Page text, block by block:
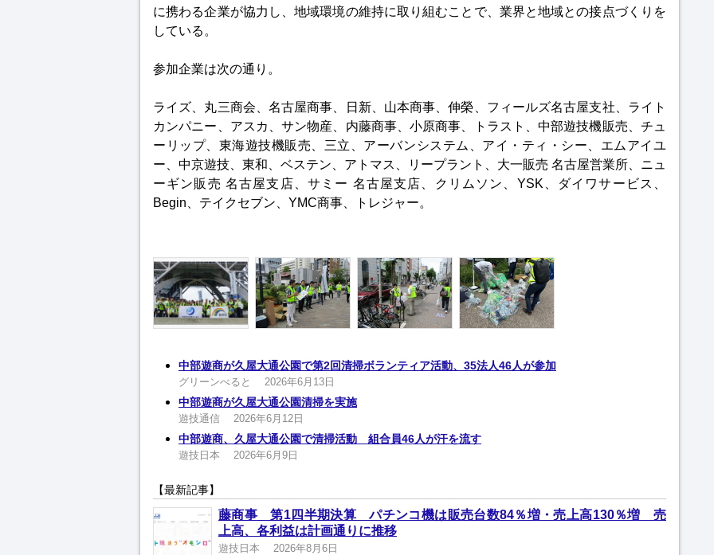
に携わる企業が協力し、地域環境の維持に取り組むことで、業界と地域との接点づくりを
している。
参加企業は次の通り。
ライズ、丸三商会、名古屋商事、日新、山本商事、伸榮、フィールズ名古屋支社、ライト
カンパニー、アスカ、サン物産、内藤商事、小原商事、トラスト、中部遊技機販売、チュ
ーリップ、東海遊技機販売、三立、アーバンシステム、アイ・ティ・シー、エムアイユ
ー、中京遊技、東和、ベステン、アトマス、リープラント、大一販売 名古屋営業所、ニュ
ーギン販売 名古屋支店、サミー 名古屋支店、クリムソン、YSK、ダイワサービス、
Begin、テイクセブン、YMC商事、トレジャー。
中部遊商が久屋大通公園で第2回清掃ボランティア活動、35法人46人が参加
グリーンべると 2026年6月13日
中部遊商が久屋大通公園清掃を実施
遊技通信 2026年6月12日
中部遊商、久屋大通公園で清掃活動 組合員46人が汗を流す
遊技日本 2026年6月9日
【最新記事】
藤商事 第1四半期決算 パチンコ機は販売台数84％増・売上高130％増 売
上高、各利益は計画通りに推移
遊技日本 2026年8月6日